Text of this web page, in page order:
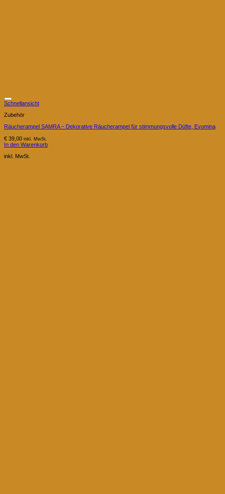
Schnellansicht
Zubehör
Räucherampel SAMRA – Dekorative Räucherampel für stimmungsvolle Düfte, Evomina
€ 39,00 inkl. MwSt.
In den Warenkorb
inkl. MwSt.